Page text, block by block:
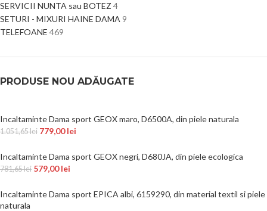
SERVICII NUNTA sau BOTEZ 4
SETURI - MIXURI HAINE DAMA 9
TELEFOANE 469
PRODUSE NOU ADĂUGATE
Incaltaminte Dama sport GEOX maro, D6500A, din piele naturala
1.051,65lei 779,00lei
Incaltaminte Dama sport GEOX negri, D680JA, din piele ecologica
781,65lei 579,00lei
Incaltaminte Dama sport EPICA albi, 6159290, din material textil si piele
naturala